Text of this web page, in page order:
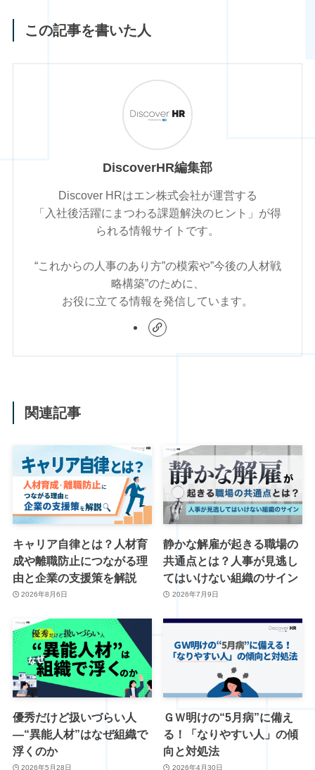
この記事を書いた人
DiscoverHR編集部
Discover HRはエン株式会社が運営する
「入社後活躍にまつわる課題解決のヒント」が得
られる情報サイトです。
“これからの人事のあり方”の模索や”今後の人材戦
略構築”のために、
お役に立てる情報を発信しています。
関連記事
キャリア自律とは？人材育
成や離職防止につながる理
由と企業の支援策を解説
2026年8月6日
静かな解雇が起きる職場の
共通点とは？人事が見逃し
てはいけない組織のサイン
2026年7月9日
優秀だけど扱いづらい人
―“異能人材”はなぜ組織で
浮くのか
2026年5月28日
ＧＷ明けの“5月病”に備え
る！「なりやすい人」の傾
向と対処法
2026年4月30日